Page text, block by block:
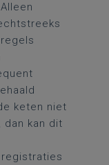
keten niet
kan dit